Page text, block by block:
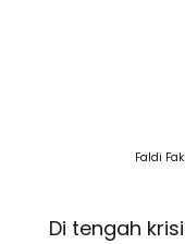
Faldi
Di tengah